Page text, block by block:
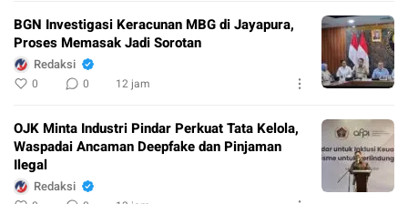
BGN Investigasi Keracunan MBG di Jayapura,
Proses Memasak Jadi Sorotan
Redaksi
0 0 12 jam
OJK Minta Industri Pindar Perkuat Tata Kelola,
Waspadai Ancaman Deepfake dan Pinjaman
Ilegal
Redaksi